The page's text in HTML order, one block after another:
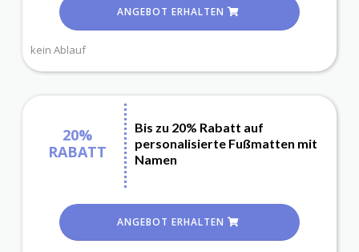
ANGEBOT ERHALTEN
kein Ablauf
20%
RABATT
Bis zu 20% Rabatt auf
personalisierte Fußmatten mit
Namen
ANGEBOT ERHALTEN